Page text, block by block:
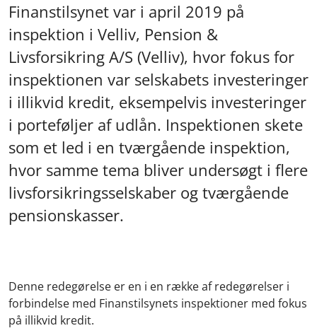
Finanstilsynet var i april 2019 på
inspektion i Velliv, Pension &
Livsforsikring A/S (Velliv), hvor fokus for
inspektionen var selskabets investeringer
i illikvid kredit, eksempelvis investeringer
i porteføljer af udlån. Inspektionen skete
som et led i en tværgående inspektion,
hvor samme tema bliver undersøgt i flere
livsforsikringsselskaber og tværgående
pensionskasser.
Denne redegørelse er en i en række af redegørelser i
forbindelse med Finanstilsynets inspektioner med fokus
på illikvid kredit.